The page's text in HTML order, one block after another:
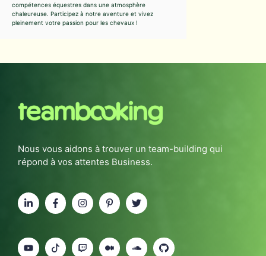
compétences équestres dans une atmosphère
chaleureuse. Participez à notre aventure et vivez
pleinement votre passion pour les chevaux !
Nous vous aidons à trouver un team-building qui
répond à vos attentes Business.